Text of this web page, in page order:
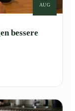
AUG
bessere